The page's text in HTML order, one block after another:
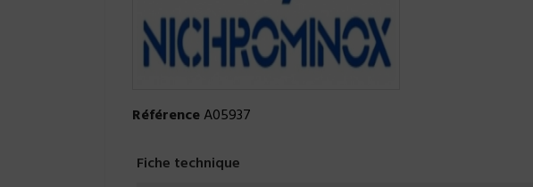
RéférenceA05937
Fiche technique